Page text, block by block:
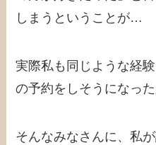
しまうということが…
実際私も同じような経
の予約をしそうになっ
そんなみなさんに、私